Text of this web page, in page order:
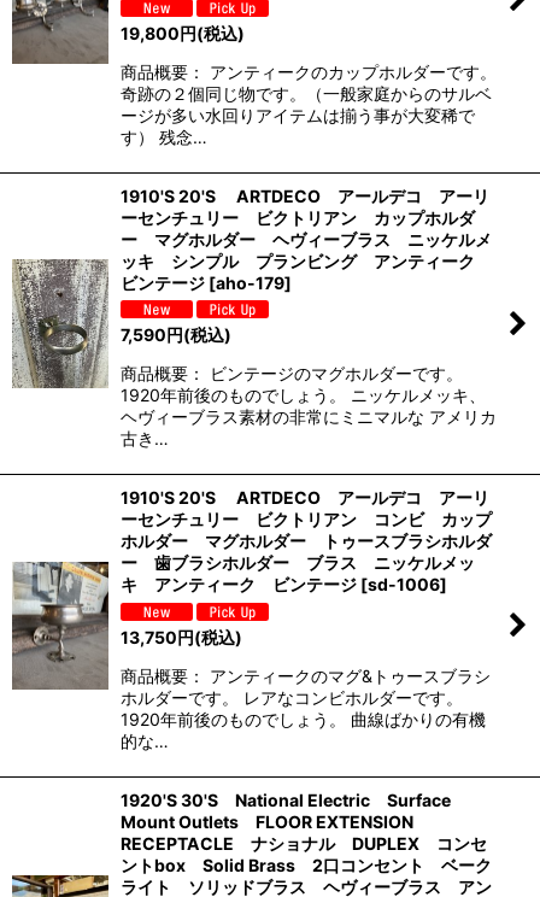
19,800円(税込)
商品概要： アンティークのカップホルダーです。
奇跡の２個同じ物です。（一般家庭からのサルベ
ージが多い水回りアイテムは揃う事が大変稀で
す） 残念…
1910'S 20'S ARTDECO アールデコ アーリ
ーセンチュリー ビクトリアン カップホルダ
ー マグホルダー ヘヴィーブラス ニッケルメ
ッキ シンプル プランビング アンティーク
ビンテージ [aho-179]
7,590円(税込)
商品概要： ビンテージのマグホルダーです。
1920年前後のものでしょう。 ニッケルメッキ、
ヘヴィーブラス素材の非常にミニマルな アメリカ
古き…
1910'S 20'S ARTDECO アールデコ アーリ
ーセンチュリー ビクトリアン コンビ カップ
ホルダー マグホルダー トゥースブラシホルダ
ー 歯ブラシホルダー ブラス ニッケルメッ
キ アンティーク ビンテージ [sd-1006]
13,750円(税込)
商品概要： アンティークのマグ&トゥースブラシ
ホルダーです。 レアなコンビホルダーです。
1920年前後のものでしょう。 曲線ばかりの有機
的な…
1920'S 30'S National Electric Surface
Mount Outlets FLOOR EXTENSION
RECEPTACLE ナショナル DUPLEX コンセ
ントbox Solid Brass 2口コンセント ベーク
ライト ソリッドブラス ヘヴィーブラス アン